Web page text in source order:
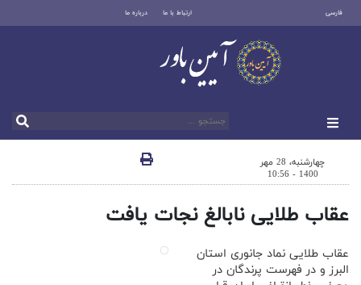
فارسی ارتباط با ما درباره ما
چهارشنبه، 28 مهر
1400 - 10:56
عقاب طلایی نابالغ نجات یافت
عقاب طلایی نماد جانوری استان
البرز و در فهرست پرندگان در